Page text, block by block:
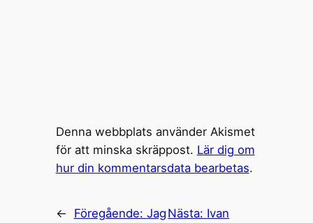
Denna webbplats använder Akismet
för att minska skräppost. Lär dig om
hur din kommentarsdata bearbetas.
← Föregående: Jag Nästa: Ivan